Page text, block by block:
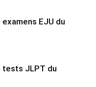
EJU du
tests JLPT du